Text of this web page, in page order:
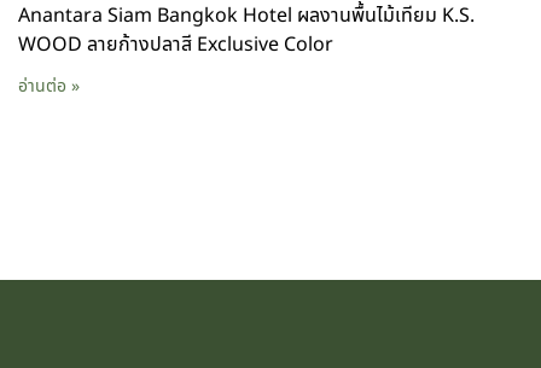
Anantara Siam Bangkok Hotel ผลงานพื้นไม้เทียม K.S.
WOOD ลายก้างปลาสี Exclusive Color
อ่านต่อ »